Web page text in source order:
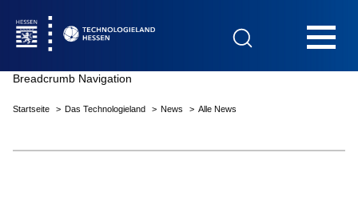
Breadcrumb Navigation
Startseite Das Technologieland News Alle News